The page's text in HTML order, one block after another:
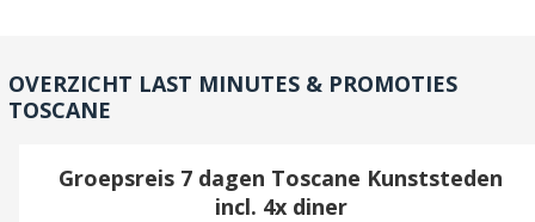
OVERZICHT LAST MINUTES & PROMOTIES
TOSCANE
Groepsreis 7 dagen Toscane Kunststeden
incl. 4x diner